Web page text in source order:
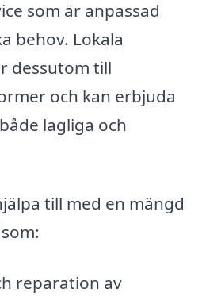
som är anpassad
behov. Lokala
dessutom till
och kan erbjuda
lagliga och
till med en mängd
reparation av